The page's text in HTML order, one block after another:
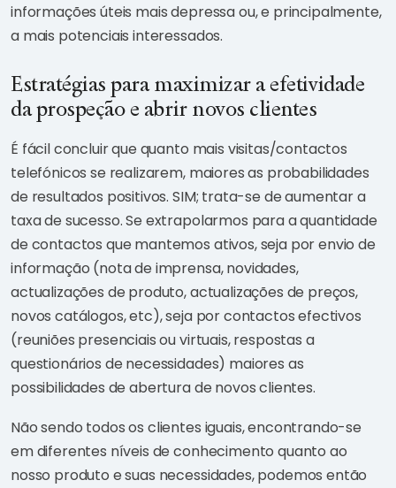
informações úteis mais depressa ou, e principalmente,
a mais potenciais interessados.
Estratégias para maximizar a efetividade
da prospeção e abrir novos clientes
É fácil concluir que quanto mais visitas/contactos
telefónicos se realizarem, maiores as probabilidades
de resultados positivos. SIM; trata-se de aumentar a
taxa de sucesso. Se extrapolarmos para a quantidade
de contactos que mantemos ativos, seja por envio de
informação (nota de imprensa, novidades,
actualizações de produto, actualizações de preços,
novos catálogos, etc), seja por contactos efectivos
(reuniões presenciais ou virtuais, respostas a
questionários de necessidades) maiores as
possibilidades de abertura de novos clientes.
Não sendo todos os clientes iguais, encontrando-se
em diferentes níveis de conhecimento quanto ao
nosso produto e suas necessidades, podemos então